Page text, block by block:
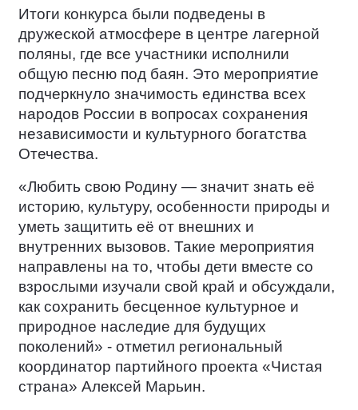
Итоги конкурса были подведены в
дружеской атмосфере в центре лагерной
поляны, где все участники исполнили
общую песню под баян. Это мероприятие
подчеркнуло значимость единства всех
народов России в вопросах сохранения
независимости и культурного богатства
Отечества.
«Любить свою Родину — значит знать её
историю, культуру, особенности природы и
уметь защитить её от внешних и
внутренних вызовов. Такие мероприятия
направлены на то, чтобы дети вместе со
взрослыми изучали свой край и обсуждали,
как сохранить бесценное культурное и
природное наследие для будущих
поколений» - отметил региональный
координатор партийного проекта «Чистая
страна» Алексей Марьин.